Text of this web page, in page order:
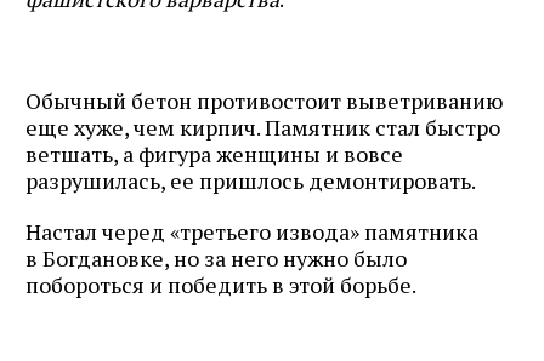
Обычный бетон противостоит выветриванию
еще хуже, чем кирпич. Памятник стал быстро
ветшать, а фигура женщины и вовсе
разрушилась, ее пришлось демонтировать.
Настал черед «третьего извода» памятника
в Богдановке, но за него нужно было
побороться и победить в этой борьбе.
почте
Подписаться